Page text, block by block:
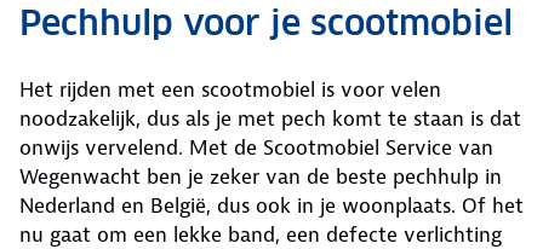
Pechhulp voor je scootmobiel
Het rijden met een scootmobiel is voor velen
noodzakelijk, dus als je met pech komt te staan is dat
onwijs vervelend. Met de Scootmobiel Service van
Wegenwacht ben je zeker van de beste pechhulp in
Nederland en België, dus ook in je woonplaats. Of het
nu gaat om een lekke band, een defecte verlichting